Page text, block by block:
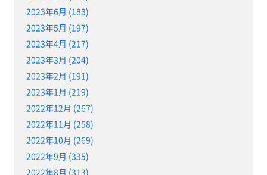
2023年6月 (183)
2023年5月 (197)
2023年4月 (217)
2023年3月 (204)
2023年2月 (191)
2023年1月 (219)
2022年12月 (267)
2022年11月 (258)
2022年10月 (269)
2022年9月 (335)
2022年8月 (313)